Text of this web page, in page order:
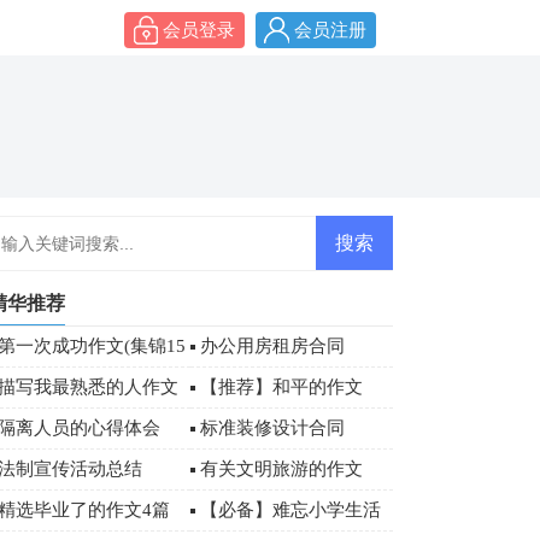
会员登录 会员注册
华推荐
一次成功作文(集锦15
)
办公用房租房合同
写我最熟悉的人作文
字
【推荐】和平的作文
离人员的心得体会 标准装修设计合同
制宣传活动总结 有关文明旅游的作文
（精选4篇）
选毕业了的作文4篇 【必备】难忘小学生活